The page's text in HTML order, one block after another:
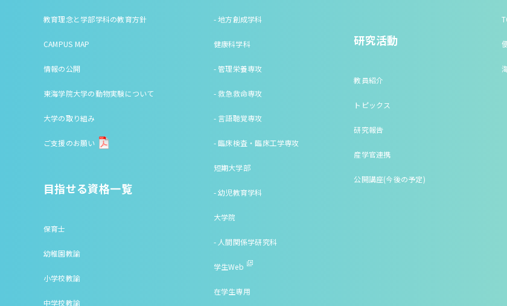
教育理念と学部学科の教育方針
CAMPUS MAP
情報の公開
東海学院大学の動物実験について
大学の取り組み
ご支援のお願い
目指せる資格一覧
保育士
幼稚園教諭
小学校教諭
中学校教諭
- 地方創成学科
健康科学科
- 管理栄養専攻
- 救急救命専攻
- 言語聴覚専攻
- 臨床検査・臨床工学専攻
短期大学部
- 幼児教育学科
大学院
- 人間関係学研究科
学生Web
在学生専用
研究活動
教員紹介
トピックス
研究報告
産学官連携
公開講座(今後の予定)